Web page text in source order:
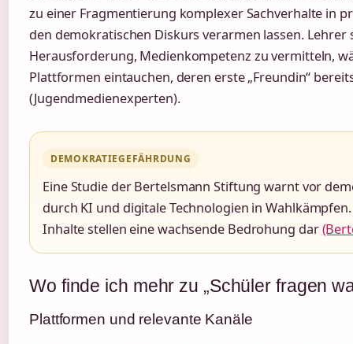
zu einer Fragmentierung komplexer Sachverhalte in
den demokratischen Diskurs verarmen lassen. Lehrer
Herausforderung, Medienkompetenz zu vermitteln,
Plattformen eintauchen, deren erste „Freundin“
(Jugendmedienexperten).
DEMOKRATIEGEFÄHRDUNG
Eine Studie der Bertelsmann Stiftung warnt vor
durch KI und digitale Technologien in
Inhalte stellen eine wachsende Bedrohung dar
Wo finde ich mehr zu „Schüler fragen
Plattformen und relevante Kanäle